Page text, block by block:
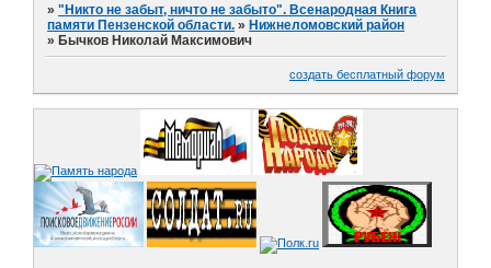
»"Никто не забыт, ничто не забыто". Всенародная Книга
памяти Пензенской области. »Нижнеломовский район
»Бычков Николай Максимович
создать бесплатный форум